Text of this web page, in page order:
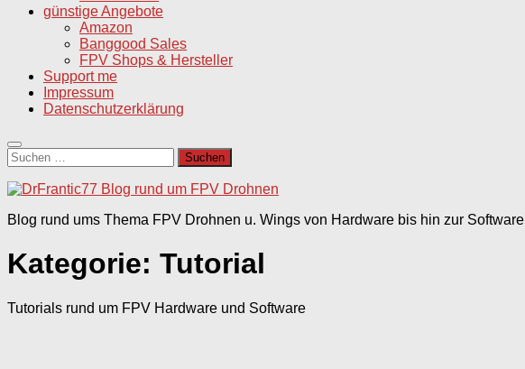
günstige Angebote
Amazon
Banggood Sales
FPV Shops & Hersteller
Support me
Impressum
Datenschutzerklärung
Suchen
nach:
Blog rund ums Thema FPV Drohnen u. Wings von Hardware bis hin zur Software
Kategorie: Tutorial
Tutorials rund um FPV Hardware und Software